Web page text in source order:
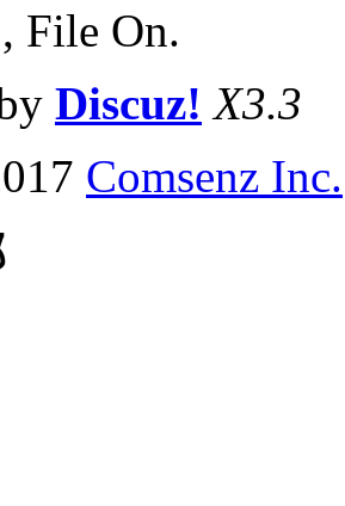
File On.
Discuz! X3.3
Comsenz Inc.